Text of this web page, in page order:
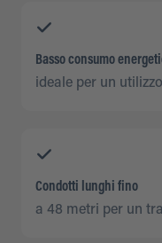
Basso consumo
ideale per un
Condotti lunghi fino
a 48 metri per un